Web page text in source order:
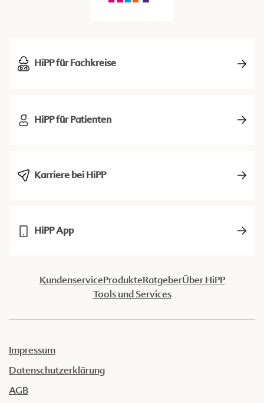
HiPP für Fachkreise
HiPP für Patienten
Karriere bei HiPP
HiPP App
KundenserviceProdukteRatgeberÜber HiPP
Tools und Services
Impressum
Datenschutzerklärung
AGB